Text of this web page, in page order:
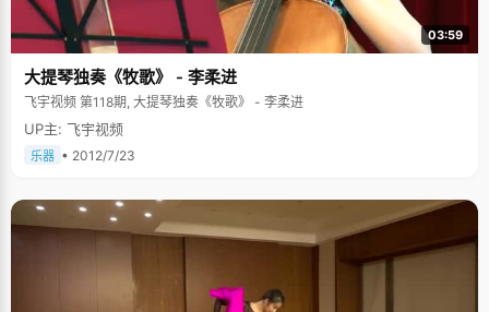
03:59
大提琴独奏《牧歌》 - 李柔进
飞宇视频 第118期, 大提琴独奏《牧歌》 - 李柔进
UP主: 飞宇视频
乐器 • 2012/7/23